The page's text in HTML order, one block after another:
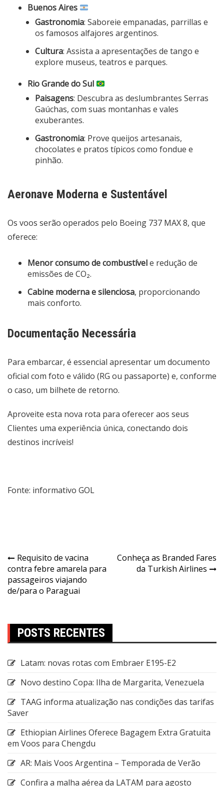
Buenos Aires
Gastronomia: Saboreie empanadas, parrillas e
os famosos alfajores argentinos.
Cultura: Assista a apresentações de tango e
explore museus, teatros e parques.
Rio Grande do Sul
Paisagens: Descubra as deslumbrantes Serras
Gaúchas, com suas montanhas e vales
exuberantes.
Gastronomia: Prove queijos artesanais,
chocolates e pratos típicos como fondue e
pinhão.
Aeronave Moderna e Sustentável
Os voos serão operados pelo Boeing 737 MAX 8, que
oferece:
Menor consumo de combustívele redução de
emissões de CO₂.
Cabine moderna e silenciosa, proporcionando
mais conforto.
Documentação Necessária
Para embarcar, é essencial apresentar um documento
oficial com foto e válido (RG ou passaporte) e, conforme
o caso, um bilhete de retorno.
Aproveite esta nova rota para oferecer aos seus
Clientes uma experiência única, conectando dois
destinos incríveis!
Fonte: informativo GOL
Requisito de vacina
contra febre amarela para
passageiros viajando
de/para o Paraguai
Conheça as Branded Fares
da Turkish Airlines
POSTS RECENTES
Latam: novas rotas com Embraer E195-E2
Novo destino Copa: Ilha de Margarita, Venezuela
TAAG informa atualização nas condições das tarifas
Saver
Ethiopian Airlines Oferece Bagagem Extra Gratuita
em Voos para Chengdu
AR: Mais Voos Argentina – Temporada de Verão
Confira a malha aérea da LATAM para agosto